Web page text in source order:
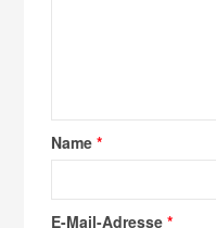
Name*
E-Mail-Adresse*